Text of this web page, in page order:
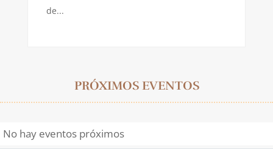
de...
PRÓXIMOS EVENTOS
No hay eventos próximos